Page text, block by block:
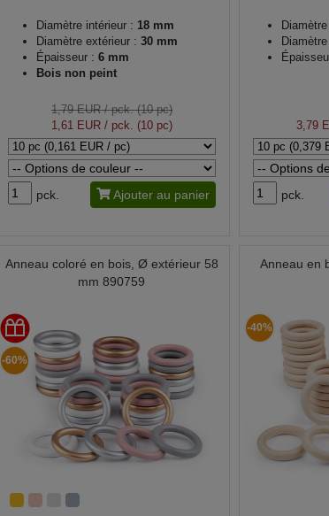
Diamètre intérieur : 18 mm
Diamètre extérieur : 30 mm
Épaisseur : 6 mm
Bois non peint
1,79 EUR/ pck. (10 pc)
1,61 EUR/ pck. (10 pc)
pck. Ajouter au panier
3,79
pck.
Anneau coloré en bois, Ø extérieur 58
mm 890759
-60%
Anneau en
-40%